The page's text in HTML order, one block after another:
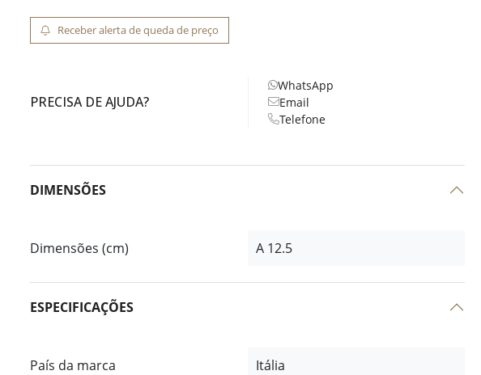
Receber alerta de queda de preço
PRECISA DE AJUDA?
WhatsApp
Email
Telefone
DIMENSÕES
Dimensões (cm) A 12.5
ESPECIFICAÇÕES
País da marca
Itália